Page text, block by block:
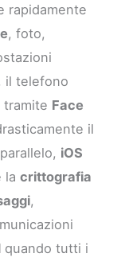
rapidamente
, foto,
il telefono
tramite Face
il
iOS
lacrittografia
,
quando tutti i